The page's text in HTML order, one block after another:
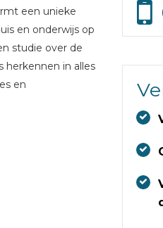
een unieke
en onderwijs op
studie over de
herkennen in alles
en
te kunnen